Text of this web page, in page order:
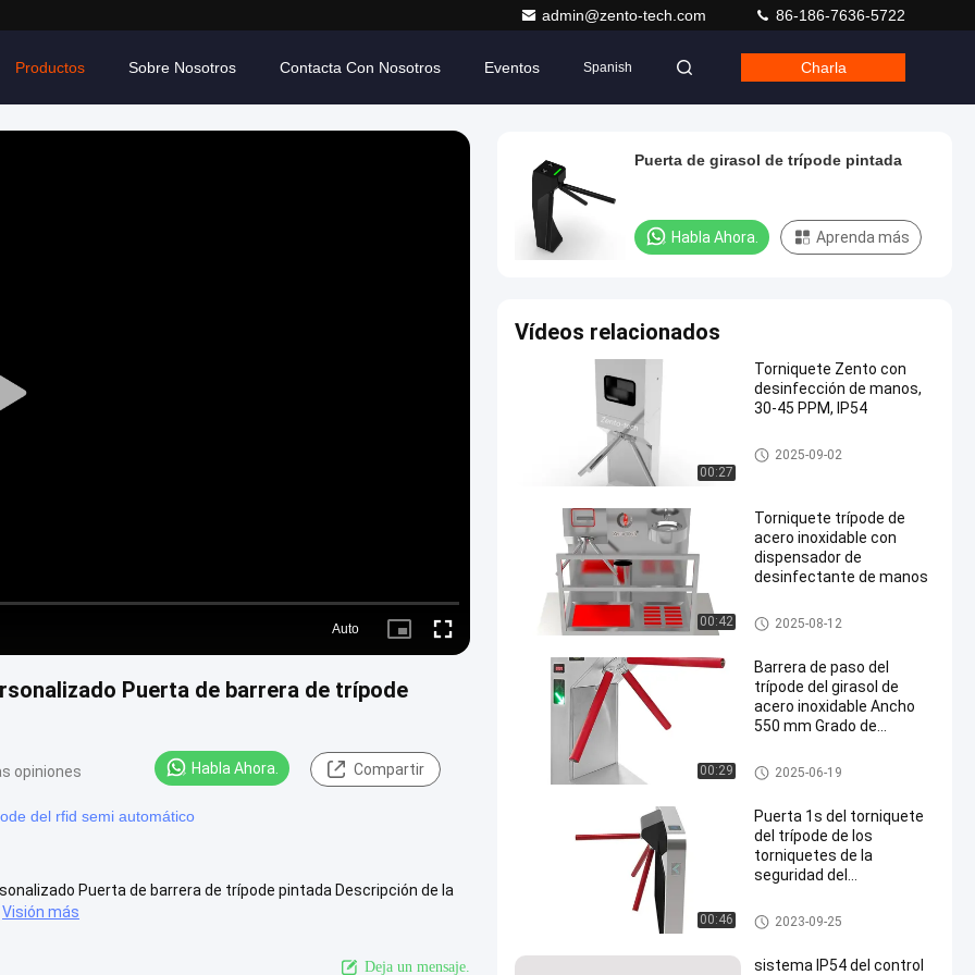
admin@zento-tech.com 86-186-7636-5722
Productos Sobre Nosotros Contacta Con Nosotros Eventos Spanish Charla
Play
Auto
Picture- Fullscreen
Puerta de barrera de trípode
opiniones Habla Ahora. Compartir
del rfid semi automático
Puerta de barrera de trípode pintada Descripción de la
Visión más
Deja un mensaje.
Puerta de girasol de trípode pintada
Habla Ahora. Aprenda más
Vídeos relacionados
00:27
Torniquete Zento con
desinfección de manos,
30-45 PPM, IP54
Puerta del torniquete del trípod
e
2025-09-02
00:42
Torniquete trípode de
acero inoxidable con
dispensador de
desinfectante de manos
Puerta del torniquete del trípod
e
2025-08-12
00:29
Barrera de paso del
trípode del girasol de
acero inoxidable Ancho
550 mm Grado de
control de acceso suave
Puerta del torniquete del trípod
e
2025-06-19
00:46
Puerta 1s del torniquete
del trípode de los
torniquetes de la
seguridad del
obra de DC12V AC18V
Puerta del torniquete del trípod
e
2023-09-25
sistema IP54 del control